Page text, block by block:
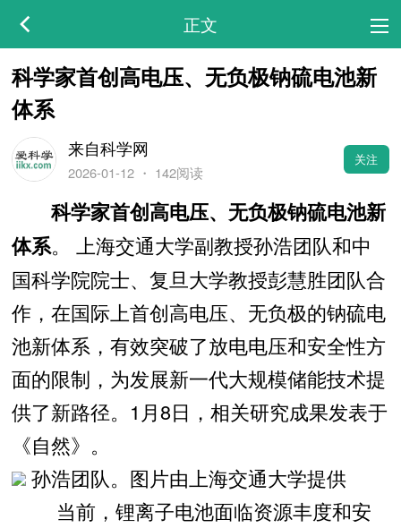
正文
科学家首创高电压、无负极钠硫电池新
体系
来自科学网
2026-01-12・ 142阅读
关注
科学家首创高电压、无负极钠硫电池新
体系。 上海交通大学副教授孙浩团队和中
国科学院院士、复旦大学教授彭慧胜团队合
作，在国际上首创高电压、无负极的钠硫电
池新体系，有效突破了放电电压和安全性方
面的限制，为发展新一代大规模储能技术提
供了新路径。1月8日，相关研究成果发表于
《自然》。
孙浩团队。图片由上海交通大学提供
当前，锂离子电池面临资源丰度和安